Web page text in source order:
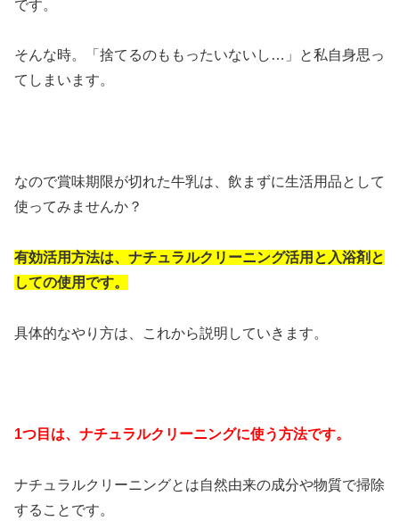
です。
そんな時。「捨てるのももったいないし…」と私自身思っ
てしまいます。
なので賞味期限が切れた牛乳は、飲まずに生活用品として
使ってみませんか？
有効活用方法は、ナチュラルクリーニング活用と入浴剤と
しての使用です。
具体的なやり方は、これから説明していきます。
1つ目は、ナチュラルクリーニングに使う方法です。
ナチュラルクリーニングとは自然由来の成分や物質で掃除
することです。